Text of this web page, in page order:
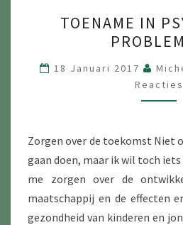
IN
TOENAME IN
18 Januari 2017
Reacties
Zorgen over de toekomst Niet
gaan doen, maar ik wil toch
me zorgen over de
maatschappij en de effecten
gezondheid van kinderen en